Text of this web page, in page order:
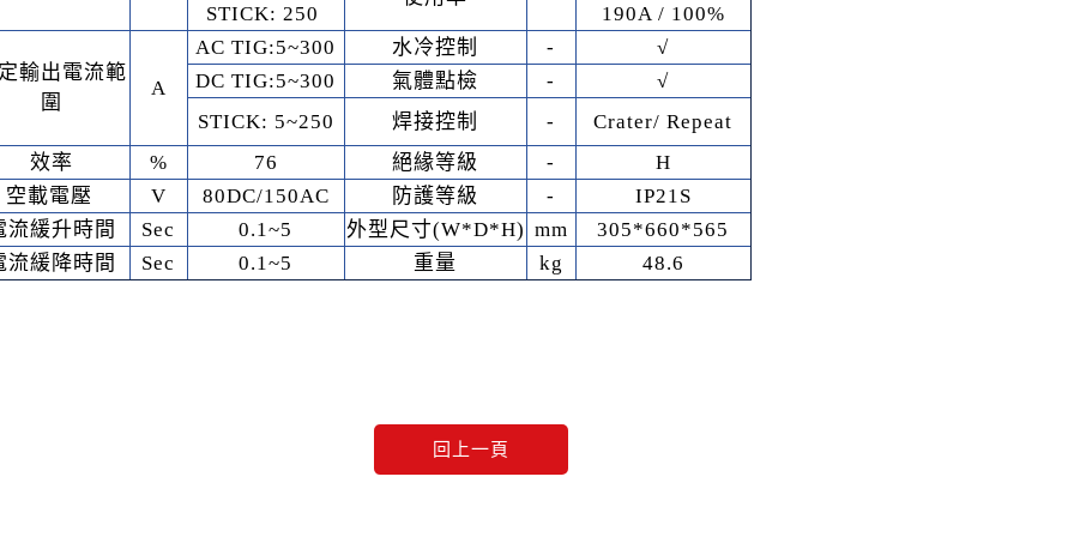
STICK: 250 190A / 100%
輸出電流範
圍
A
AC TIG:5~300 水冷控制 -
√
DC TIG:5~300
氣體點檢 -
√
STICK: 5~250
焊接控制 -
Crater/ Repeat
效率
% 76 絕緣等級 -
H
空載電壓
V 80DC/150AC 防護等級 -
IP21S
流緩升時間
Sec 0.1~5 外型尺寸(W*D*H) mm
305*660*565
流緩降時間
Sec 0.1~5 重量 kg 48.6